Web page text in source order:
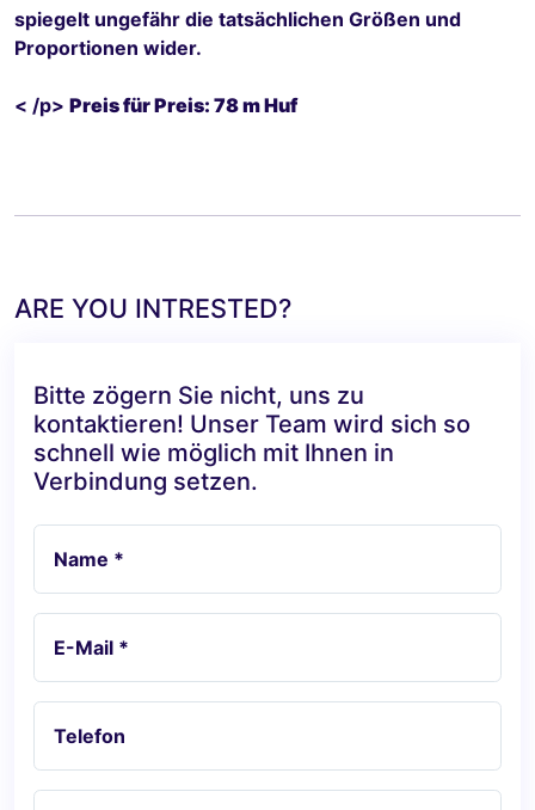
spiegelt ungefähr die tatsächlichen Größen und
Proportionen wider.
< /p> Preis für Preis: 78 m Huf
ARE YOU INTRESTED?
Bitte zögern Sie nicht, uns zu
kontaktieren! Unser Team wird sich so
schnell wie möglich mit Ihnen in
Verbindung setzen.
Name *
E-Mail *
Telefon